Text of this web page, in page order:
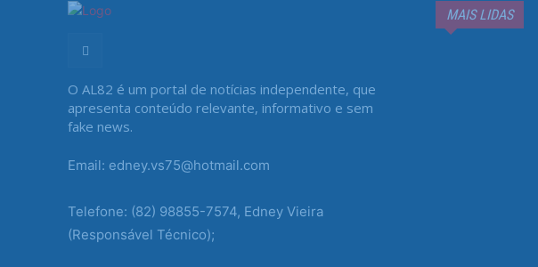
O AL82 é um portal de notícias independente, que
apresenta conteúdo relevante, informativo e sem
fake news.
Email: edney.vs75@hotmail.com
Telefone: (82) 98855-7574, Edney Vieira
(Responsável Técnico);
MAIS LIDAS